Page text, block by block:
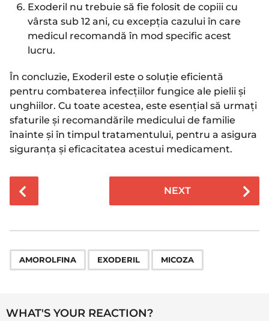
Exoderil nu trebuie să fie folosit de copiii cu
vârsta sub 12 ani, cu excepția cazului în care
medicul recomandă în mod specific acest
lucru.
În concluzie, Exoderil este o soluție eficientă
pentru combaterea infecțiilor fungice ale pielii și
unghiilor. Cu toate acestea, este esențial să urmați
sfaturile și recomandările medicului de familie
înainte și în timpul tratamentului, pentru a asigura
siguranța și eficacitatea acestui medicament.
o
t
P
n
NEXT
AMOROLFINA EXODERIL MICOZA
WHAT'S YOUR REACTION?